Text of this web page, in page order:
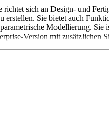
sich an Design- und
Sie bietet auch
Modellierung.
Version mit zusätzlichen